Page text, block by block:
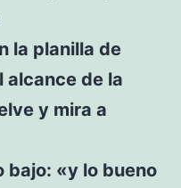
la planilla de
alcance de la
y mira a
bajo: «y lo bueno